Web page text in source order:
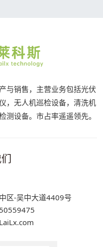
与销售，主营业务包括光伏
，无人机巡检设备，清洗机
测设备。市占率遥遥领先。
区-吴中大道4409号